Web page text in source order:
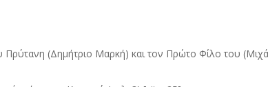
Πρύτανη (Δημήτριο Μαρκή) και τον Πρώτο Φίλο του